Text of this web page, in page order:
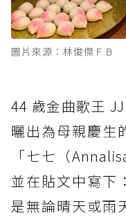
圖片來源：林俊傑ＦＢ
44 歲金曲歌王
曬出為母親慶生
「七七（
並在貼文中寫下
是無論晴天或雨